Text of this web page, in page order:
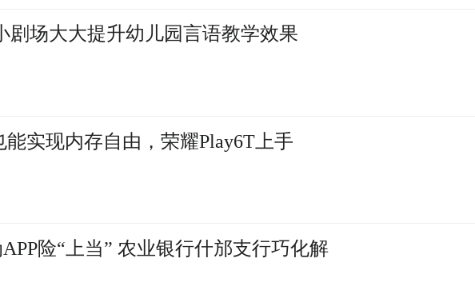
剧场大大提升幼儿园言语教学效果
能实现内存自由，荣耀Play6T上手
险“上当” 农业银行什邡支行巧化解